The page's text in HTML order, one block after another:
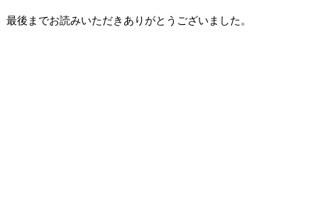
最後までお読みいただきありがとうございました。